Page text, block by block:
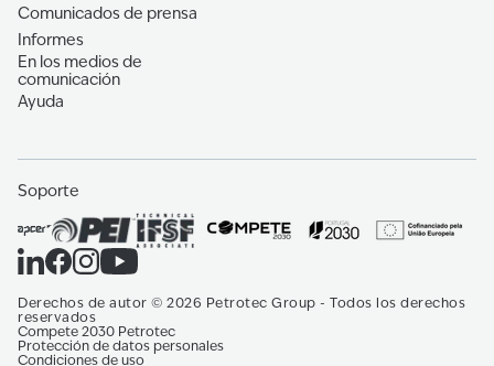
Comunicados de prensa
Informes
En los medios de
comunicación
Ayuda
Soporte
Derechos de autor © 2026 Petrotec Group - Todos los derechos
reservados
Compete 2030 Petrotec
Protección de datos personales
Condiciones de uso